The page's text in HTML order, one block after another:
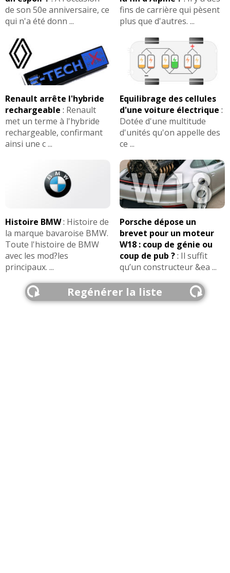
de son 50e anniversaire, ce
qui n'a été donn ...
fins de carrière qui pèsent
plus que d'autres. ...
Renault arrête l'hybride
rechargeable : Renault
met un terme à l'hybride
rechargeable, confirmant
ainsi une c ...
Equilibrage des cellules
d'une voiture électrique :
Dotée d'une multitude
d'unités qu'on appelle des
ce ...
Histoire BMW: Histoire de
la marque bavaroise BMW.
Toute l'histoire de BMW
avec les mod?les
principaux. ...
Porsche dépose un
brevet pour un moteur
W18 : coup de génie ou
coup de pub ?: Il suffit
qu’un constructeur &ea ...
Regénérer la liste